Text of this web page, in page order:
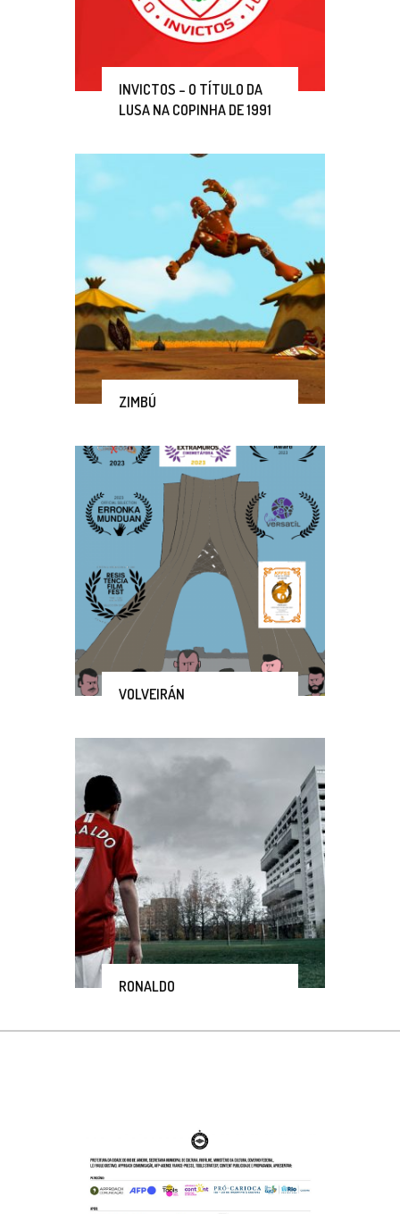
INVICTOS – O TÍTULO DA
LUSA NA COPINHA DE 1991
ZIMBÚ
VOLVEIRÁN
RONALDO